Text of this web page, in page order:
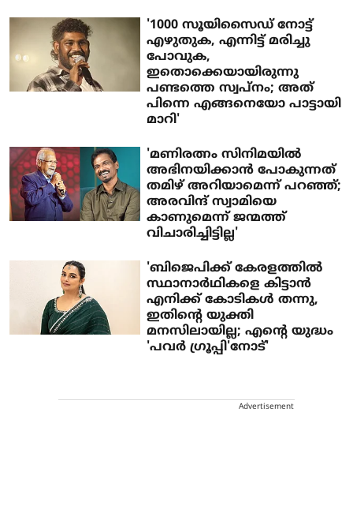
'1000 സൂയിസൈഡ് നോട്ട്
എഴുതുക, എന്നിട്ട് മരിച്ചു
പോവുക,
ഇതൊക്കെയായിരുന്നു
പണ്ടത്തെ സ്വപ്നം; അത്
പിന്നെ എങ്ങനെയോ പാട്ടായി
മാറി'
'മണിരത്നം സിനിമയിൽ
അഭിനയിക്കാൻ പോകുന്നത്
തമിഴ് അറിയാമെന്ന് പറഞ്ഞ്;
അരവിന്ദ് സ്വാമിയെ
കാണുമെന്ന് ജന്മത്ത്
വിചാരിച്ചിട്ടില്ല'
'ബിജെപിക്ക് കേരളത്തിൽ
സ്ഥാനാർഥികളെ കിട്ടാൻ
എനിക്ക് കോടികൾ തന്നു,
ഇതിന്റെ യുക്തി
മനസിലായില്ല; എന്റെ യുദ്ധം
'പവർ ​ഗ്രൂപ്പി'നോട്'
Advertisement